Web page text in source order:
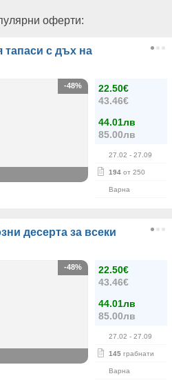
оферти:
тапаси с дъх на
22.50€
43.46€
44.01лв
85.00лв
27.02 - 27.09
194 от 250
Варна
-48%
десерта за всеки
22.50€
43.46€
44.01лв
85.00лв
27.02 - 27.09
145 грабнати
Варна
-48%